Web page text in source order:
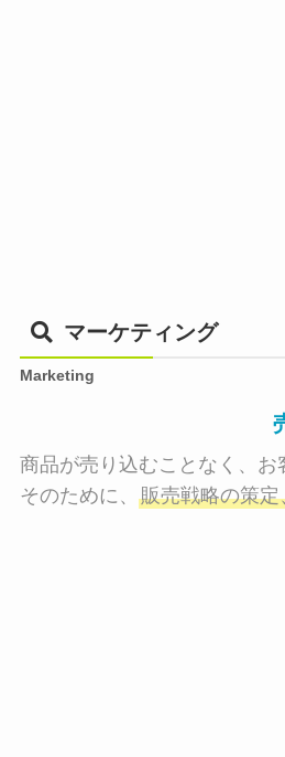
マーケティング
Marketing
商品が売り込むことなく、
そのために、 販売戦略の策